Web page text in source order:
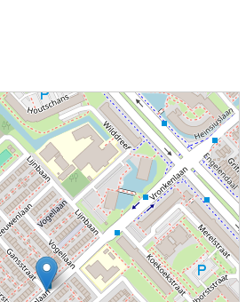
nieuws: 52.16141 / 4.52599 Vronkenlaan